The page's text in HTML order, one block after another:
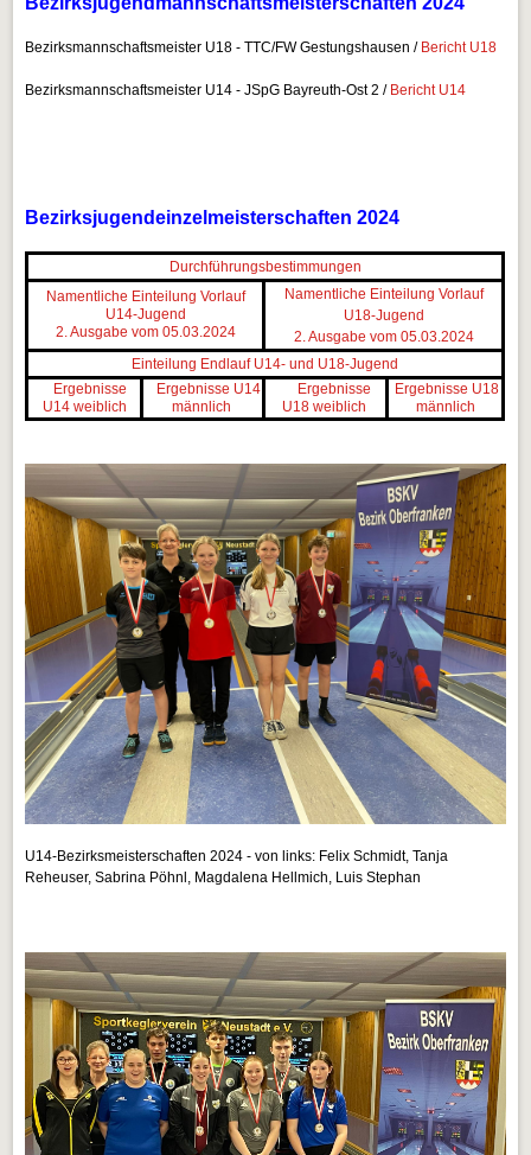
Bezirksmannschaftsmeister U18 - TTC/FW Gestungshausen / Bericht U18
Bezirksmannschaftsmeister U14 - JSpG Bayreuth-Ost 2 / Bericht U14
Bezirksjugendeinzelmeisterschaften 2024
Durchführungsbestimmungen
Namentliche Einteilung Vorlauf
U14-Jugend
2. Ausgabe vom 05.03.2024
Namentliche Einteilung Vorlauf
U18-Jugend
2. Ausgabe vom 05.03.2024
Einteilung Endlauf U14- und U18-Jugend
Ergebnisse
U14 weiblich
Ergebnisse U14
männlich
Ergebnisse
U18 weiblich
Ergebnisse U18
männlich
U14-Bezirksmeisterschaften 2024 - von links: Felix Schmidt, Tanja
Reheuser, Sabrina Pöhnl, Magdalena Hellmich, Luis Stephan